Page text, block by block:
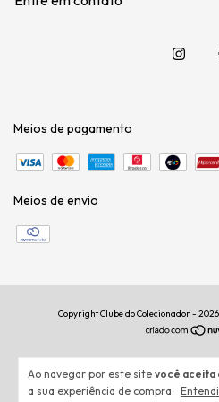
Ao navegar por este site você aceita
a sua experiência de compra. Entendi
Meios de pagamento
Meios de envio
Copyright Clube do Colecionador -